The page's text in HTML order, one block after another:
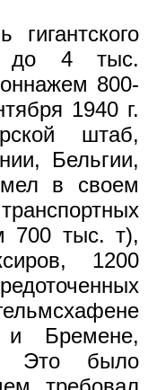
до 4 тыс.
800-
1940 г.
штаб,
Бельгии,
в своем
700 тыс. т),
1200
Бремене,
Это было